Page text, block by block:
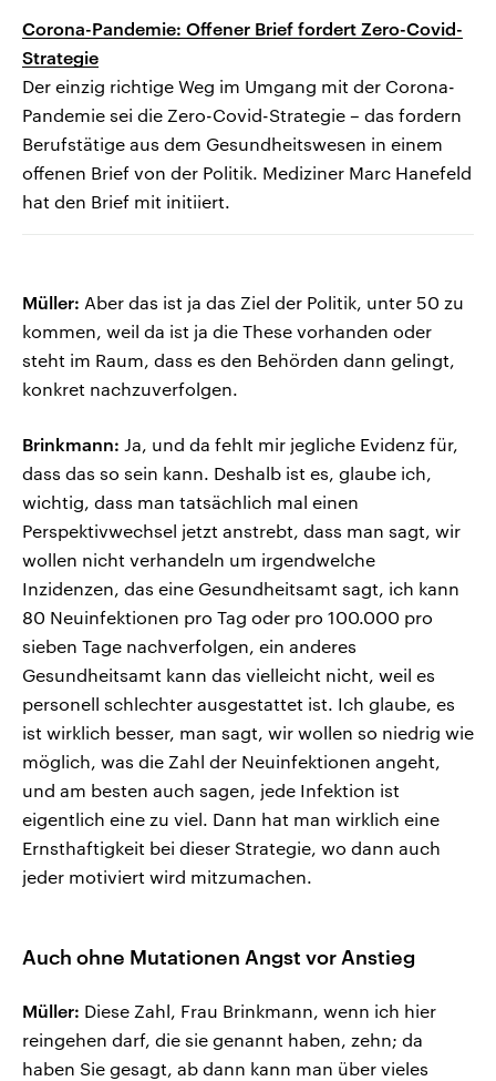
Corona-Pandemie: Offener Brief fordert Zero-Covid-
Strategie
Der einzig richtige Weg im Umgang mit der Corona-
Pandemie sei die Zero-Covid-Strategie – das fordern
Berufstätige aus dem Gesundheitswesen in einem
offenen Brief von der Politik. Mediziner Marc Hanefeld
hat den Brief mit initiiert.
Müller: Aber das ist ja das Ziel der Politik, unter 50 zu
kommen, weil da ist ja die These vorhanden oder
steht im Raum, dass es den Behörden dann gelingt,
konkret nachzuverfolgen.
Brinkmann: Ja, und da fehlt mir jegliche Evidenz für,
dass das so sein kann. Deshalb ist es, glaube ich,
wichtig, dass man tatsächlich mal einen
Perspektivwechsel jetzt anstrebt, dass man sagt, wir
wollen nicht verhandeln um irgendwelche
Inzidenzen, das eine Gesundheitsamt sagt, ich kann
80 Neuinfektionen pro Tag oder pro 100.000 pro
sieben Tage nachverfolgen, ein anderes
Gesundheitsamt kann das vielleicht nicht, weil es
personell schlechter ausgestattet ist. Ich glaube, es
ist wirklich besser, man sagt, wir wollen so niedrig wie
möglich, was die Zahl der Neuinfektionen angeht,
und am besten auch sagen, jede Infektion ist
eigentlich eine zu viel. Dann hat man wirklich eine
Ernsthaftigkeit bei dieser Strategie, wo dann auch
jeder motiviert wird mitzumachen.
Auch ohne Mutationen Angst vor Anstieg
Müller: Diese Zahl, Frau Brinkmann, wenn ich hier
reingehen darf, die sie genannt haben, zehn; da
haben Sie gesagt, ab dann kann man über vieles